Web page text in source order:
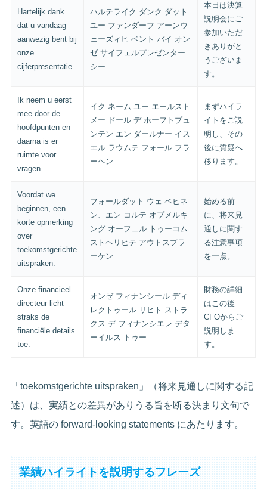
Hartelijk dank
dat u vandaag
aanwezig bent bij
onze
cijferpresentatie.
ハルテライク ダンク ダット
ユー ファンダーフ アーンウ
ェーズィヒ ベント バイ オン
ゼ サイフェルプレゼンター
シー
本日は決算
説明会にご
参加いただ
きありがと
うございま
す。
Ik neem u eerst
mee door de
hoofdpunten en
daarna is er
ruimte voor
vragen.
イク ネーム ユー エールスト
メー ドール デ ホーフトプュ
ンテン エン ダールナー イス
エル ラウムテ フォール フラ
ーヘン
まずハイラ
イトをご説
明し、その
後に質疑へ
移ります。
Voordat we
beginnen, een
korte opmerking
over
toekomstgerichte
uitspraken.
フォールダット ウェ ベヒネ
ン、エン コルテ オプメルキ
ング オーフェル トゥーコム
ストヘリヒテ アウトスプラ
ーケン
始める前
に、将来見
通しに関す
る注意事項
を一点。
Onze financieel
directeur licht
straks de
financiële details
toe.
オンゼ フィナンシール ディ
レクトゥール リヒト ストラ
クス デ フィナンシエレ デタ
ーイルス トゥー
財務の詳細
はこの後
CFOからご
説明しま
す。
「toekomstgerichte uitspraken」（将来見通しに関する記
述）は、実績との差異がありうる旨を断る決まり文句で
す。英語の forward-looking statements にあたります。
業績ハイライトを説明するフレーズ